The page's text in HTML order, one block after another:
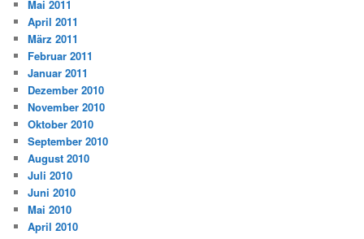
Mai 2011
April 2011
März 2011
Februar 2011
Januar 2011
Dezember 2010
November 2010
Oktober 2010
September 2010
August 2010
Juli 2010
Juni 2010
Mai 2010
April 2010